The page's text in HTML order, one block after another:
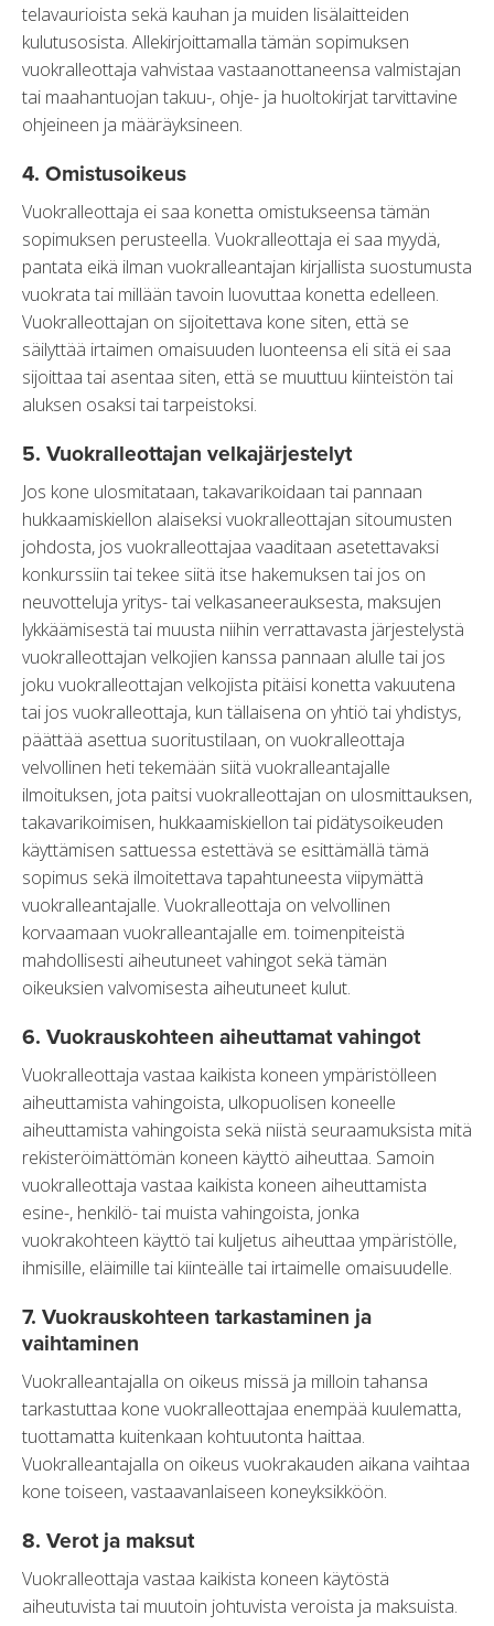
telavaurioista sekä kauhan ja muiden lisälaitteiden
kulutusosista. Allekirjoittamalla tämän sopimuksen
vuokralleottaja vahvistaa vastaanottaneensa valmistajan
tai maahantuojan takuu-, ohje- ja huoltokirjat tarvittavine
ohjeineen ja määräyksineen.
4. Omistusoikeus
Vuokralleottaja ei saa konetta omistukseensa tämän
sopimuksen perusteella. Vuokralleottaja ei saa myydä,
pantata eikä ilman vuokralleantajan kirjallista suostumusta
vuokrata tai millään tavoin luovuttaa konetta edelleen.
Vuokralleottajan on sijoitettava kone siten, että se
säilyttää irtaimen omaisuuden luonteensa eli sitä ei saa
sijoittaa tai asentaa siten, että se muuttuu kiinteistön tai
aluksen osaksi tai tarpeistoksi.
5. Vuokralleottajan velkajärjestelyt
Jos kone ulosmitataan, takavarikoidaan tai pannaan
hukkaamiskiellon alaiseksi vuokralleottajan sitoumusten
johdosta, jos vuokralleottajaa vaaditaan asetettavaksi
konkurssiin tai tekee siitä itse hakemuksen tai jos on
neuvotteluja yritys- tai velkasaneerauksesta, maksujen
lykkäämisestä tai muusta niihin verrattavasta järjestelystä
vuokralleottajan velkojien kanssa pannaan alulle tai jos
joku vuokralleottajan velkojista pitäisi konetta vakuutena
tai jos vuokralleottaja, kun tällaisena on yhtiö tai yhdistys,
päättää asettua suoritustilaan, on vuokralleottaja
velvollinen heti tekemään siitä vuokralleantajalle
ilmoituksen, jota paitsi vuokralleottajan on ulosmittauksen,
takavarikoimisen, hukkaamiskiellon tai pidätysoikeuden
käyttämisen sattuessa estettävä se esittämällä tämä
sopimus sekä ilmoitettava tapahtuneesta viipymättä
vuokralleantajalle. Vuokralleottaja on velvollinen
korvaamaan vuokralleantajalle em. toimenpiteistä
mahdollisesti aiheutuneet vahingot sekä tämän
oikeuksien valvomisesta aiheutuneet kulut.
6. Vuokrauskohteen aiheuttamat vahingot
Vuokralleottaja vastaa kaikista koneen ympäristölleen
aiheuttamista vahingoista, ulkopuolisen koneelle
aiheuttamista vahingoista sekä niistä seuraamuksista mitä
rekisteröimättömän koneen käyttö aiheuttaa. Samoin
vuokralleottaja vastaa kaikista koneen aiheuttamista
esine-, henkilö- tai muista vahingoista, jonka
vuokrakohteen käyttö tai kuljetus aiheuttaa ympäristölle,
ihmisille, eläimille tai kiinteälle tai irtaimelle omaisuudelle.
7. Vuokrauskohteen tarkastaminen ja
vaihtaminen
Vuokralleantajalla on oikeus missä ja milloin tahansa
tarkastuttaa kone vuokralleottajaa enempää kuulematta,
tuottamatta kuitenkaan kohtuutonta haittaa.
Vuokralleantajalla on oikeus vuokrakauden aikana vaihtaa
kone toiseen, vastaavanlaiseen koneyksikköön.
8. Verot ja maksut
Vuokralleottaja vastaa kaikista koneen käytöstä
aiheutuvista tai muutoin johtuvista veroista ja maksuista.